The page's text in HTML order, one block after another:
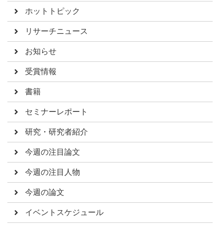
ホットトピック
リサーチニュース
お知らせ
受賞情報
書籍
セミナーレポート
研究・研究者紹介
今週の注目論文
今週の注目人物
今週の論文
イベントスケジュール